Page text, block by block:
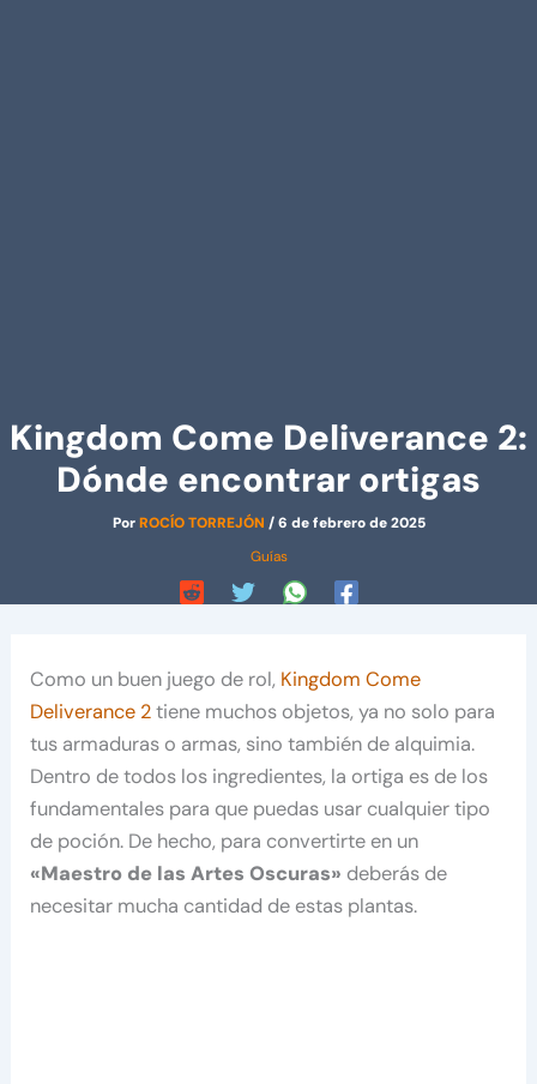
Kingdom Come Deliverance 2:
Dónde encontrar ortigas
PorROCÍO TORREJÓN /6 de febrero de 2025
Guías
Como un buen juego de rol, Kingdom Come
Deliverance 2tiene muchos objetos, ya no solo para
tus armaduras o armas, sino también de alquimia.
Dentro de todos los ingredientes, la ortiga es de los
fundamentales para que puedas usar cualquier tipo
de poción. De hecho, para convertirte en un
«Maestro de las Artes Oscuras» deberás de
necesitar mucha cantidad de estas plantas.